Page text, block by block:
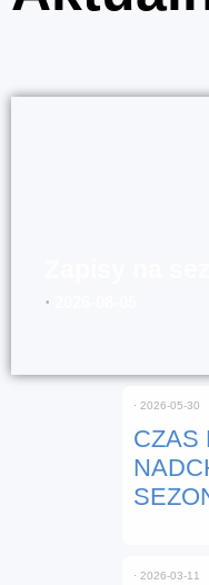
⋅
CZAS
⋅ 2026-05-30
⋅ 2026-03-11